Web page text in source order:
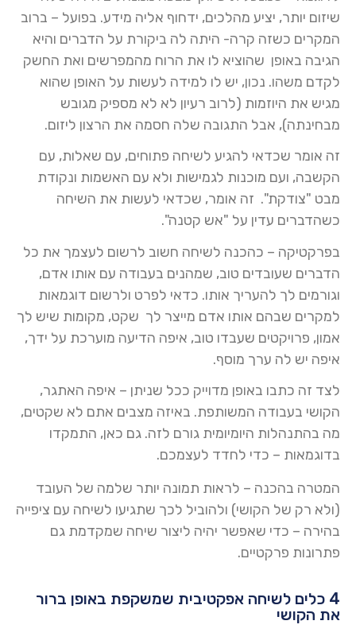
שיזום יותר, יציע מהלכים, ידחוף אליה מידע. בפועל – ברוב
המקרים כשזה קרה- היתה לה ביקורת על הדברים והיא
הגיבה באופן שהוציא לו את הרוח מהמפרשים ואת החשק
לקדם משהו. נכון, יש לו למידה לעשות על האופן שהוא
מגיש את היוזמות (לרוב רעיון לא לא מספיק מגובש
מבחינתה), אבל התגובה שלה חסמה את הרצון ליזום.
זה אומר שכדאי להגיע לשיחה פתוחים, עם שאלות, עם
הקשבה, ועם מוכנות לגמישות ולא עם האשמות ונקודת
מבט "צודקת". זה אומר, שכדאי לעשות את השיחה
כשהדברים עדין על "אש קטנה".
בפרקטיקה – כהכנה לשיחה חשוב לרשום לעצמך את כל
הדברים שעובדים טוב, שמהנים בעבודה עם אותו אדם,
וגורמים לך להעריך אותו. כדאי לפרט ולרשום דוגמאות
למקרים שבהם אותו אדם מייצר לך שקט, מקומות שיש לך
אמון, פרויקטים שעבדו טוב, איפה הדיעה מוערכת על ידך,
איפה יש לה ערך מוסף.
לצד זה כתבו באופן מדוייק ככל שניתן – איפה האתגר,
הקושי בעבודה המשותפת. באיזה מצבים אתם לא שקטים,
מה בהתנהלות היומיומית גורם לזה. גם כאן, התמקדו
בדוגמאות – כדי לחדד לעצמכם.
המטרה בהכנה – לראות תמונה יותר שלמה של העובד
(ולא רק של הקושי) ולהוביל לכך שתגיעו לשיחה עם ציפייה
בהירה – כדי שאפשר יהיה ליצור שיחה שמקדמת גם
פתרונות פרקטיים.
4 כלים לשיחה אפקטיבית שמשקפת באופן ברור
את הקושי